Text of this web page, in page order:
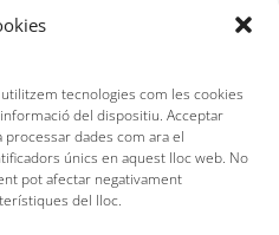
tecnologies com les cookies
del dispositiu. Acceptar
dades com ara el
únics en aquest lloc web. No
pot afectar negativament
del lloc.
de Tossa de Mar
Nau · 17320 – Tossa de Mar
Brava)
Mail: info@visittossa.com